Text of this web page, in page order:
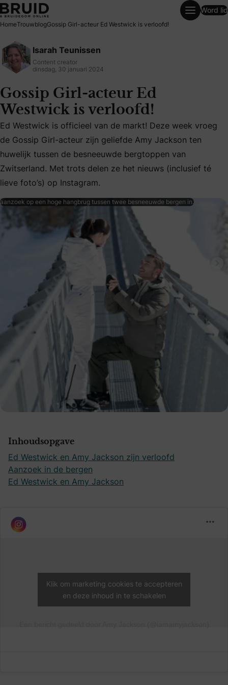
Gossip Girl-acteur Ed Westwick is verloofd!
Word lid
HomeTrouwblogGossip Girl-acteur Ed Westwick is verloofd!
Isarah Teunissen
Content creator
dinsdag, 30 januari 2024
Gossip Girl-acteur Ed
Westwick is verloofd!
Ed Westwick is officieel van de markt! Deze week vroeg
Ed Westwick is officieel van de markt! Deze week vroeg
de Gossip Girl-acteur zijn geliefde Amy Jackson ten
huwelijk tussen de besneeuwde bergtoppen van
Zwitserland. Met trots delen ze het nieuws (inclusief té
lieve foto’s) op Instagram.
aanzoek op een hoge hangbrug tussen twee besneeuwde bergen in.
Inhoudsopgave
Ed Westwick en Amy Jackson zijn verloofd
Aanzoek in de bergen
Ed Westwick en Amy Jackson
Klik om marketing cookies te accepteren
en deze inhoud in te schakelen